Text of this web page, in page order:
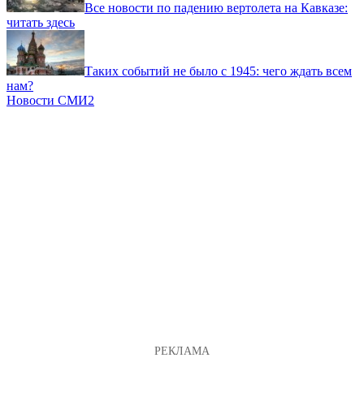
Все новости по падению вертолета на Кавказе:
читать здесь
Таких событий не было с 1945: чего ждать всем
нам?
Новости СМИ2